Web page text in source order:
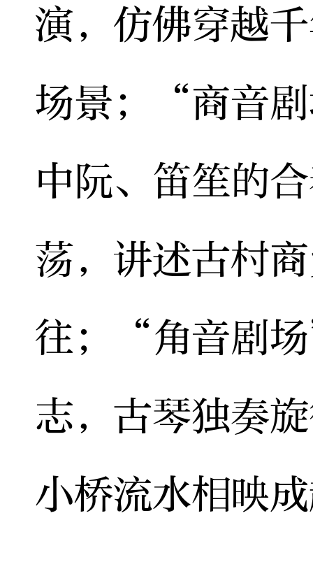
演，仿佛穿越
场景；“商音
中阮、笛笙的
荡，讲述古村
往；“角音剧
志，古琴独奏
小桥流水相映